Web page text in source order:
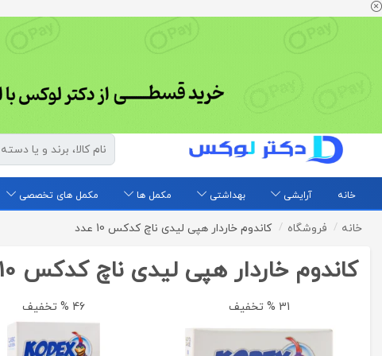
خانه آرایشی بهداشتی مکمل ها مکمل های تخصصی
خانه فروشگاه کاندوم خاردار هپی لیدی ناچ کدکس 10 عدد
کاندوم خاردار هپی لیدی ناچ کدکس 10 عدد
31 % تخفیف 46 % تخفیف